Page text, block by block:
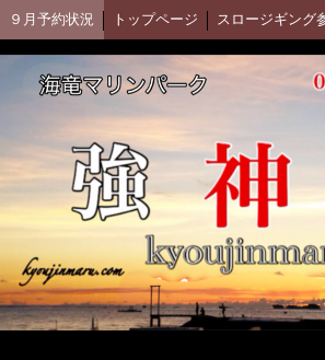
９月予約状況 トップページ
集合場所 強神丸 facebook アカムツ釣行動画
強神丸お客様釣果 釣果ブログ(アメブロ)